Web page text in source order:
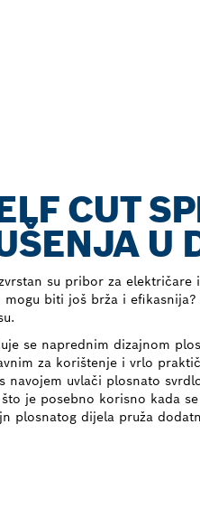
CUT
U
su pribor za električare
mogu biti još brža i
se naprednim dizajnom
za korištenje i vrlo
navojem uvlači plosnato
je posebno korisno kada
plosnatog dijela pruža